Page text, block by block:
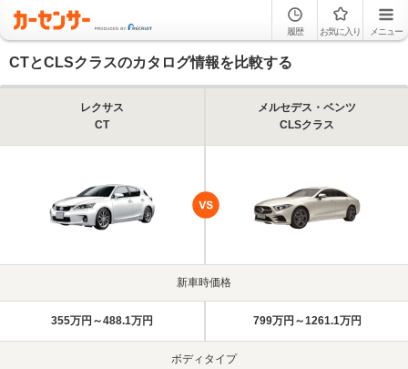
履歴 お気に入り メニュー
CTとCLSクラスのカタログ情報を比較する
レクサス
CT
メルセデス・ベンツ
CLSクラス
新車時価格
355万円～488.1万円 799万円～1261.1万円
ボディタイプ